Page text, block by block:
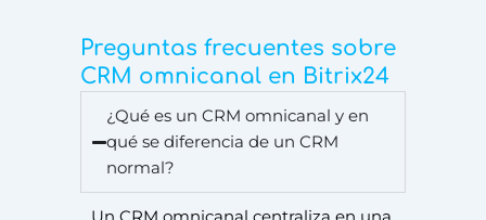
Preguntas frecuentes sobre
CRM omnicanal en Bitrix24
¿Qué es un CRM omnicanal y en
qué se diferencia de un CRM
normal?